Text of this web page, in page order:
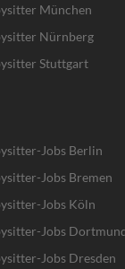
München
Nürnberg
Stuttgart
Jobs Berlin
Jobs Bremen
Jobs Köln
Jobs
Jobs Dresden